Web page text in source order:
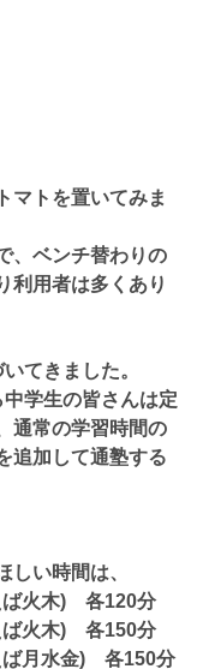
マトを置いてみま
、ベンチ替わりの
利用者は多くあり
てきました。
学生の皆さんは定
通常の学習時間の
追加して通塾する
しい時間は、
火木)　各120分
火木)　各150分
月水金)　各150分